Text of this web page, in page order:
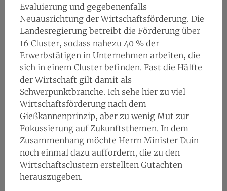
Evaluierung und gegebenenfalls
Neuausrichtung der Wirtschaftsförderung. Die
Landesregierung betreibt die Förderung über
16 Cluster, sodass nahezu 40 % der
Erwerbstätigen in Unternehmen arbeiten, die
sich in einem Cluster befinden. Fast die Hälfte
der Wirtschaft gilt damit als
Schwerpunktbranche. Ich sehe hier zu viel
Wirtschaftsförderung nach dem
Gießkannenprinzip, aber zu wenig Mut zur
Fokussierung auf Zukunftsthemen. In dem
Zusammenhang möchte Herrn Minister Duin
noch einmal dazu auffordern, die zu den
Wirtschaftsclustern erstellten Gutachten
herauszugeben.